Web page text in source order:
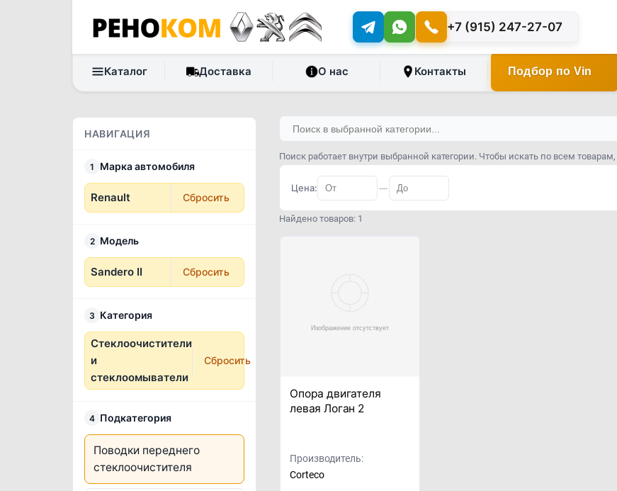
+7 (915) 247-27-07
Каталог Доставка О нас Контакты Подбор по Vin
НАВИГАЦИЯ
1 Марка автомобиля
Renault Сбросить
2 Модель
Sandero II Сбросить
3 Категория
Стеклоочистители
и
стеклоомыватели
Сбросить
4 Подкатегория
Поводки переднего
стеклоочистителя
Поиск работает внутри выбранной категории. Чтобы искать по всем товарам,
Цена: —
Найдено товаров: 1
Опора двигателя
левая Логан 2
Производитель:
Corteco